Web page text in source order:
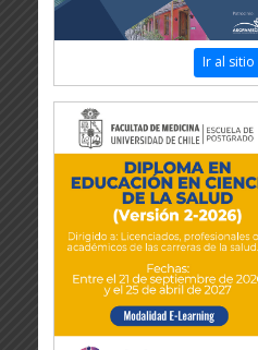
Ir al